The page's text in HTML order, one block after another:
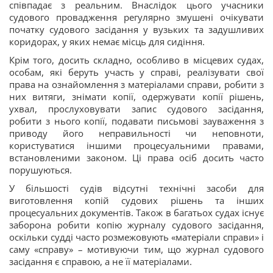
співпадає з реальним. Внаслідок цього учасники
судового провадження регулярно змушені очікувати
початку судового засідання у вузьких та задушливих
коридорах, у яких немає місць для сидіння.
Крім того, досить складно, особливо в місцевих судах,
особам, які беруть участь у справі, реалізувати свої
права на ознайомлення з матеріалами справи, робити з
них витяги, знімати копії, одержувати копії рішень,
ухвал, прослуховувати запис судового засідання,
робити з нього копії, подавати письмові зауваження з
приводу його неправильності чи неповноти,
користуватися іншими процесуальними правами,
встановленими законом. Ці права осіб досить часто
порушуються.
У більшості судів відсутні технічні засоби для
виготовлення копій судових рішень та інших
процесуальних документів. Також в багатьох судах існує
заборона робити копію журналу судового засідання,
оскільки судді часто розмежовують «матеріали справи» і
саму «справу» – мотивуючи тим, що журнал судового
засідання є справою, а не її матеріалами.